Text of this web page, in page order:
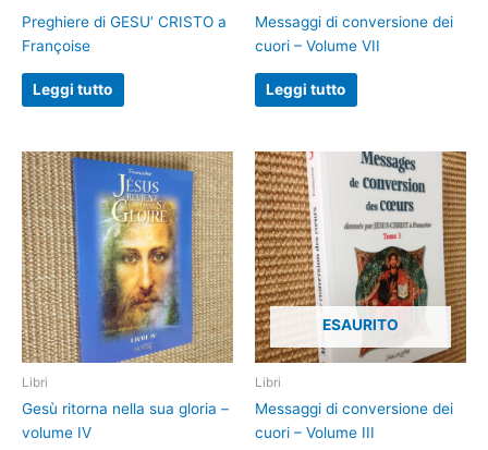
Preghiere di GESU’ CRISTO a
Françoise
Leggi tutto
Messaggi di conversione dei
cuori – Volume VII
Leggi tutto
Libri
Gesù ritorna nella sua gloria –
volume IV
ESAURITO
Libri
Messaggi di conversione dei
cuori – Volume III